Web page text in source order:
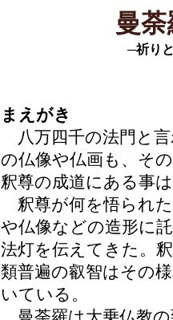
曼
─祈り
まえがき
八万四千の法門と
の仏像や仏画も、そ
釈尊の成道にある事
釈尊が何を悟られ
や仏像などの造形に
法灯を伝えてきた。
類普遍の叡智はその
いている。